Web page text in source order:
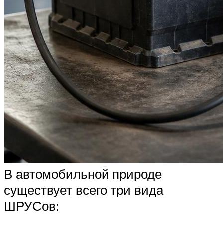
В автомобильной природе
существует всего три вида
ШРУСов: